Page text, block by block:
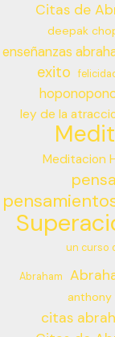
Citas de
deepak
enseñanzas
exito
ley de la
Meditacion
un curso
Abraham
citas